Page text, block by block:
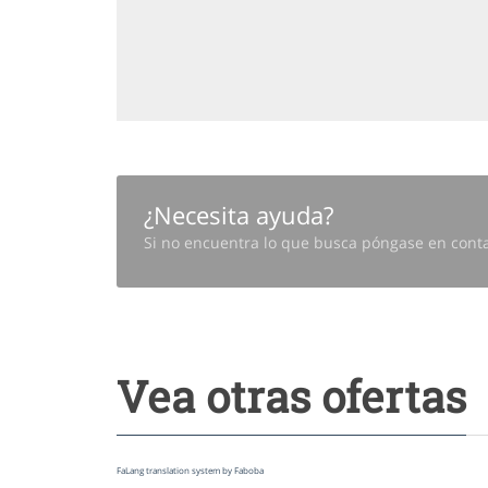
¿Necesita ayuda?
Si no encuentra lo que busca póngase en
Vea otras ofertas
FaLang translation system by Faboba